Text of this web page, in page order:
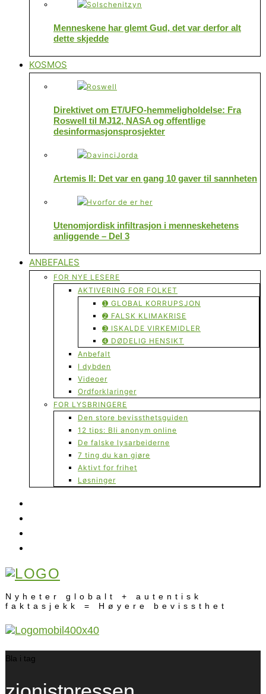
Menneskene har glemt Gud, det var derfor alt
dette skjedde
KOSMOS
Direktivet om ET/UFO-hemmeligholdelse: Fra
Roswell til MJ12, NASA og offentlige
desinformasjonsprosjekter
Artemis II: Det var en gang 10 gaver til sannheten
Utenomjordisk infiltrasjon i menneskehetens
anliggende – Del 3
ANBEFALES
FOR NYE LESERE
AKTIVERING FOR FOLKET
➊ GLOBAL KORRUPSJON
➋ FALSK KLIMAKRISE
➌ ISKALDE VIRKEMIDLER
➍ DØDELIG HENSIKT
Anbefalt
I dybden
Videoer
Ordforklaringer
FOR LYSBRINGERE
Den store bevissthetsguiden
12 tips: Bli anonym online
De falske lysarbeiderne
7 ting du kan gjøre
Aktivt for frihet
Løsninger
Nyheter globalt + autentisk
faktasjekk = Høyere bevissthet
Bla i tag